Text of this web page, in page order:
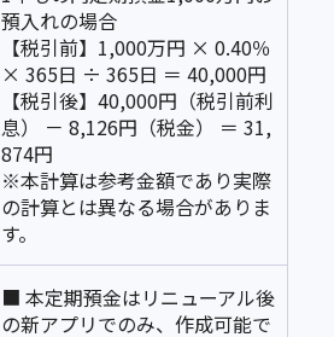
預入れの場合
【税引前】1,000万円 × 0.40％
× 365日 ÷ 365日 ＝ 40,000円
【税引後】40,000円（税引前利
息） － 8,126円（税金） ＝ 31,
874円
※本計算は参考金額であり実際
の計算とは異なる場合がありま
す。
■ 本定期預金はリニューアル後
の新アプリでのみ、作成可能で